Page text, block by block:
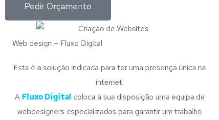
Pedir Orçamento
Web design – Fluxo Digital
Esta é a solução indicada para ter uma presença única na
internet.
A Fluxo Digital coloca à sua disposição uma equipa de
webdesigners especializados para garantir um trabalho